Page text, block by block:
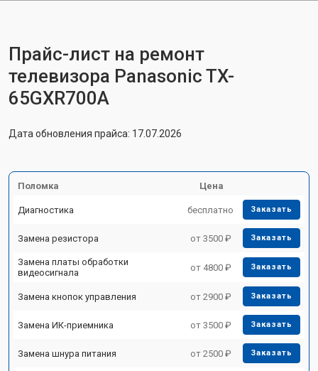
Прайс-лист на ремонт
телевизора Panasonic TX-
65GXR700A
Дата обновления прайса: 17.07.2026
Поломка Цена
Диагностика бесплатно Заказать
Замена резистора от 3500 ₽ Заказать
Замена платы обработки
видеосигнала
от 4800 ₽ Заказать
Замена кнопок управления от 2900 ₽ Заказать
Замена ИК-приемника от 3500 ₽ Заказать
Замена шнура питания от 2500 ₽ Заказать